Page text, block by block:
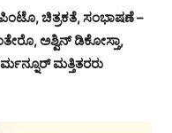
ಚಿತ್ರಕತೆ, ಸಂಭಾಷಣೆ –
ಅಶ್ವಿನ್ ಡಿಕೋಸ್ತಾ,
ಮತ್ತಿತರರು